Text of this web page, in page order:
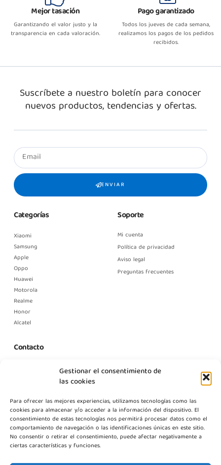
Gestionar el consentimiento de
las cookies
Para ofrecer las mejores experiencias, utilizamos tecnologías como las
cookies para almacenar y/o acceder a la información del dispositivo. El
consentimiento de estas tecnologías nos permitirá procesar datos como el
comportamiento de navegación o las identificaciones únicas en este sitio.
No consentir o retirar el consentimiento, puede afectar negativamente a
ciertas características y funciones.
Mejor tasación
Garantizando el valor justo y la
transparencia en cada valoración.
Pago garantizado
Todos los jueves de cada semana,
realizamos los pagos de los pedidos
recibidos.
Suscríbete a nuestro boletín para conocer
nuevos productos, tendencias y ofertas.
ENVIAR
Categorías
Xiaomi
Samsung
Apple
Oppo
Huawei
Motorola
Realme
Honor
Alcatel
Soporte
Mi cuenta
Política de privacidad
Aviso legal
Preguntas frecuentes
Contacto
C. Margarita Nelken, 12, Nave 2, Modulo 1, Pol Prologics, 28830
+34 915 916 113
+34 744 667 846
Contáctanos